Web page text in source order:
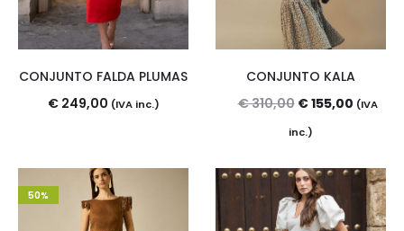
CONJUNTO FALDA PLUMAS
€249,00 (IVA inc.)
CONJUNTO KALA
€310,00 El
precio
era:
€ 310,00.
€155,00El
es:
€
(IVA
inc.)
50%